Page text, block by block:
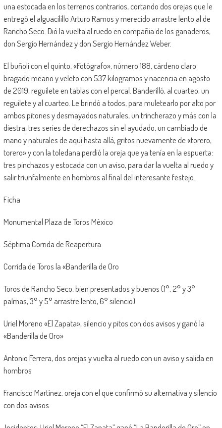
una estocada en los terrenos contrarios, cortando dos orejas que le
entregó el alguacilillo Arturo Ramos y merecido arrastre lento al de
Rancho Seco. Dió la vuelta al ruedo en compañía de los ganaderos,
don Sergio Hernández y don Sergio Hernández Weber.
El buñoli con el quinto, «Fotógrafo», número 188, cárdeno claro
bragado meano y veleto con 537 kilogramos y nacencia en agosto
de 2019, reguilete en tablas con el percal. Banderilló, al cuarteo, un
reguilete y al cuarteo. Le brindó a todos, para muletearlo por alto por
ambos pitones y desmayados naturales, un trincherazo y más con la
diestra, tres series de derechazos sin el ayudado, un cambiado de
mano y naturales de aquí hasta allá, gritos nuevamente de «torero,
torero» y con la toledana perdió la oreja que ya tenía en la espuerta:
tres pinchazos y estocada con un aviso, para dar la vuelta al ruedo y
salir triunfalmente en hombros al final del interesante festejo.
Ficha
Monumental Plaza de Toros México
Séptima Corrida de Reapertura
Corrida de Toros la «Banderilla de Oro
Toros de Rancho Seco, bien presentados y buenos (1°, 2° y 3°
palmas, 3° y 5° arrastre lento, 6° silencio)
Uriel Moreno «El Zapata», silencio y pitos con dos avisos y ganó la
«Banderilla de Oro»
Antonio Ferrera, dos orejas y vuelta al ruedo con un aviso y salida en
hombros
Francisco Martínez, oreja con el que confirmó su alternativa y silencio
con dos avisos